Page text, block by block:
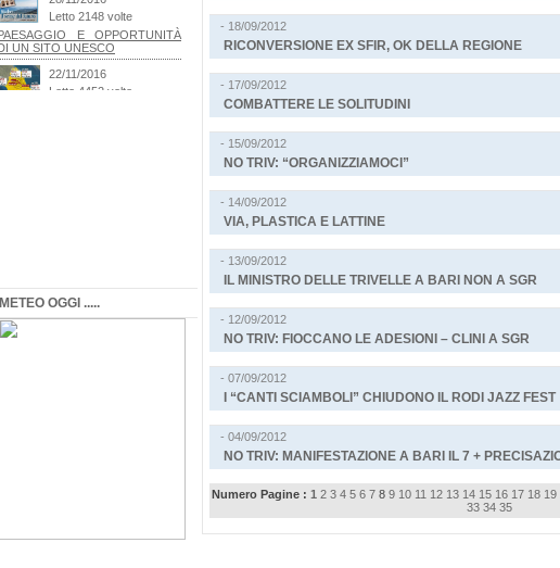
METEO OGGI .....
- 18/09/2012
RICONVERSIONE EX SFIR, OK DELLA REGIONE
- 17/09/2012
COMBATTERE LE SOLITUDINI
- 15/09/2012
NO TRIV: “ORGANIZZIAMOCI”
- 14/09/2012
VIA, PLASTICA E LATTINE
- 13/09/2012
IL MINISTRO DELLE TRIVELLE A BARI NON A SGR
- 12/09/2012
NO TRIV: FIOCCANO LE ADESIONI – CLINI A SGR
- 07/09/2012
I “CANTI SCIAMBOLI” CHIUDONO IL RODI JAZZ FEST
- 04/09/2012
NO TRIV: MANIFESTAZIONE A BARI IL 7 +
Numero Pagine : 1 2 3 4 5 6 78 9 10 11 12 13 14 15 16 17 18 19
33 34 35